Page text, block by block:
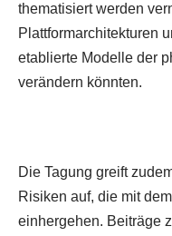
thematisiert werden
Plattformarchitekturen
etablierte Modelle der
verändern könnten.
Die Tagung greift
Risiken auf, die mit
einhergehen. Beiträge